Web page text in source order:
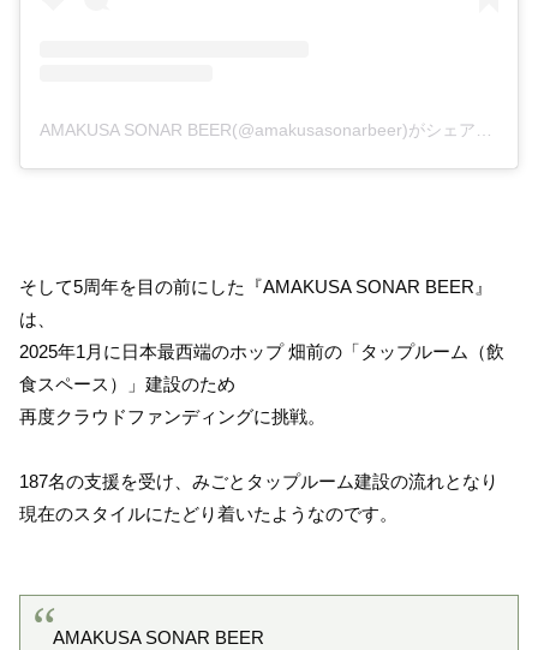
そして5周年を目の前にした『AMAKUSA SONAR BEER』
は、
2025年1月に日本最西端のホップ 畑前の「タップルーム（飲
食スペース）」建設のため
再度クラウドファンディングに挑戦。
187名の支援を受け、みごとタップルーム建設の流れとなり
現在のスタイルにたどり着いたようなのです。
AMAKUSA SONAR BEER